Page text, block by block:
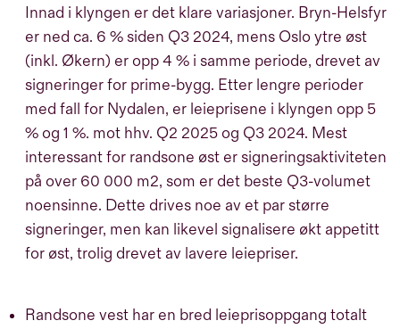
Innad i klyngen er det klare variasjoner. Bryn-Helsfyr
er ned ca. 6 % siden Q3 2024, mens Oslo ytre øst
(inkl. Økern) er opp 4 % i samme periode, drevet av
signeringer for prime-bygg. Etter lengre perioder
med fall for Nydalen, er leieprisene i klyngen opp 5
% og 1 %. mot hhv. Q2 2025 og Q3 2024. Mest
interessant for randsone øst er signeringsaktiviteten
på over 60 000 m2, som er det beste Q3-volumet
noensinne. Dette drives noe av et par større
signeringer, men kan likevel signalisere økt appetitt
for øst, trolig drevet av lavere leiepriser.
Randsone vest har en bred leieprisoppgang totalt